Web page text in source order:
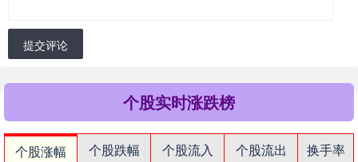
提交评论
个股实时涨跌榜
个股涨幅 个股跌幅 个股流入 个股流出
换手率